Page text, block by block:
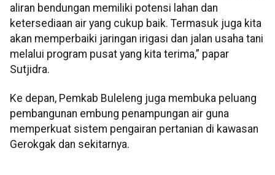
aliran bendungan memiliki potensi lahan dan
ketersediaan air yang cukup baik. Termasuk juga kita
akan memperbaiki jaringan irigasi dan jalan usaha tani
melalui program pusat yang kita terima,” papar
Sutjidra.
Ke depan, Pemkab Buleleng juga membuka peluang
pembangunan embung penampungan air guna
memperkuat sistem pengairan pertanian di kawasan
Gerokgak dan sekitarnya.